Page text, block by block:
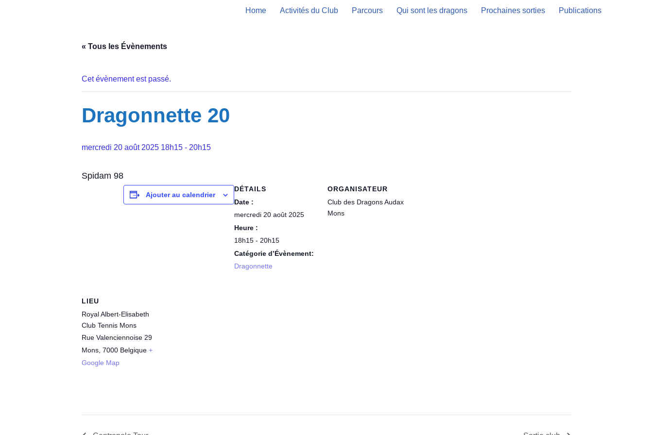
Home Activités du Club Parcours Qui sont les dragons Prochaines sorties Publications
« Tous les Évènements
Cet évènement est passé.
Dragonnette 20
mercredi 20 août 2025 18h15 - 20h15
Spidam 98
Ajouter au calendrier
DÉTAILS
Date :
mercredi 20 août 2025
Heure :
18h15 - 20h15
Catégorie d’Évènement:
Dragonnette
ORGANISATEUR
Club des Dragons Audax
Mons
LIEU
Royal Albert-Elisabeth
Club Tennis Mons
Rue Valenciennoise 29
Mons 7000 Belgique +
Google Map